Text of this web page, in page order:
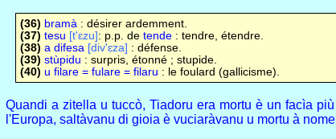
(36) bramà : désirer ardemment.
(37) tesu [t'ɛzu]: p.p. de tende: tendre, étendre.
(38) a difesa [div'ɛza] : défense.
(39) stùpidu : surpris, étonné ; stupide.
(40) u filare = fulare = filaru : le foulard (gallicisme).
Quandi a zitella u tuccò, Tiadoru era mortu è un facìa
l'Europa, saltàvanu di gioia è vuciaràvanu u mortu à